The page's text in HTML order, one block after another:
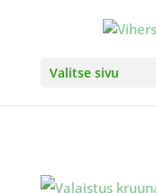
Valitse sivu